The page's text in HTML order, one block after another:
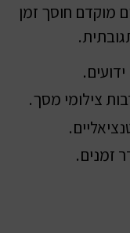
מוקדם חוסך זמן
צילומי מסך.
זמנים.